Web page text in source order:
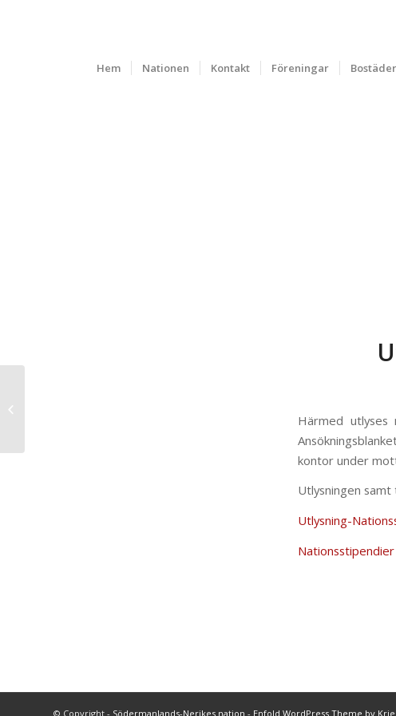
Hem Nationen Kontakt Föreningar Bostäder
Härmed utlyses
kontor under
Utlysningen
Utlysning-
© Copyright - Södermanlands-Nerikes nation - Enfold WordPress Theme by